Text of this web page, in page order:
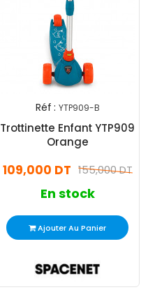
Réf : YTP909-B
Trottinette Enfant YTP909
Orange
155,000 DT
109,000 DT
En stock
Ajouter Au Panier